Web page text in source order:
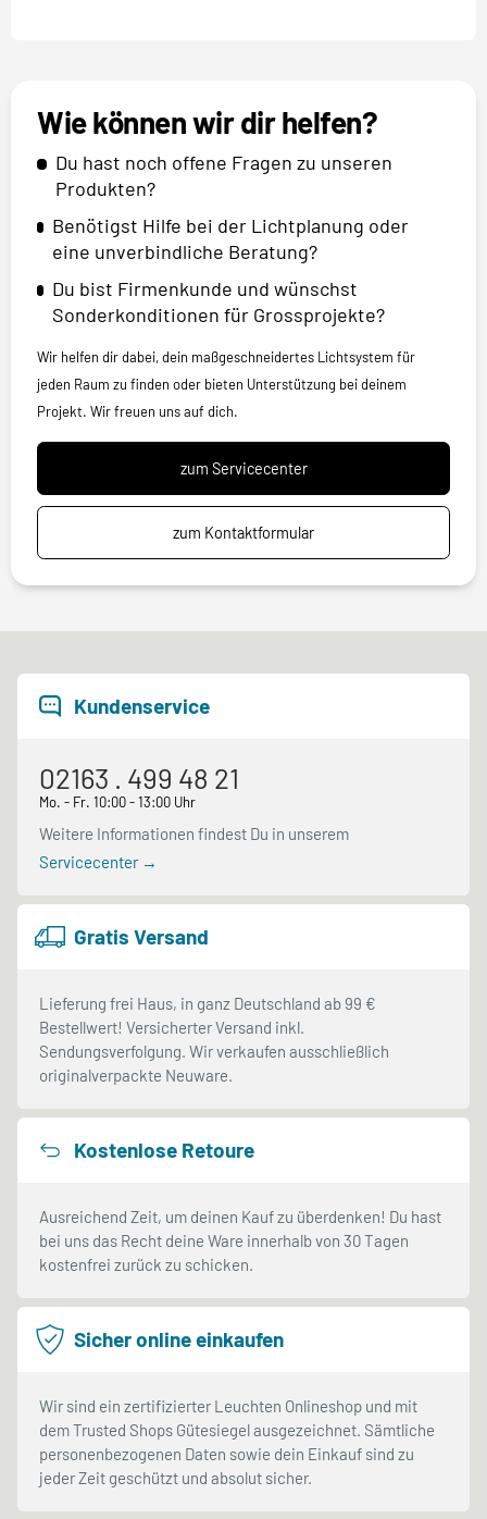
Wie können wir dir helfen?
Du hast noch offene Fragen zu unseren
Produkten?
Benötigst Hilfe bei der Lichtplanung oder
eine unverbindliche Beratung?
Du bist Firmenkunde und wünschst
Sonderkonditionen für Grossprojekte?
Wir helfen dir dabei, dein maßgeschneidertes Lichtsystem für
jeden Raum zu finden oder bieten Unterstützung bei deinem
Projekt. Wir freuen uns auf dich.
zum Servicecenter
zum Kontaktformular
Kundenservice
02163 . 499 48 21
Mo. - Fr. 10:00 - 13:00 Uhr
Weitere Informationen findest Du in unserem
Servicecenter →
Gratis Versand
Lieferung frei Haus, in ganz Deutschland ab 99 €
Bestellwert! Versicherter Versand inkl.
Sendungsverfolgung. Wir verkaufen ausschließlich
originalverpackte Neuware.
Kostenlose Retoure
Ausreichend Zeit, um deinen Kauf zu überdenken! Du hast
bei uns das Recht deine Ware innerhalb von 30 Tagen
kostenfrei zurück zu schicken.
Sicher online einkaufen
Wir sind ein zertifizierter Leuchten Onlineshop und mit
dem Trusted Shops Gütesiegel ausgezeichnet. Sämtliche
personenbezogenen Daten sowie dein Einkauf sind zu
jeder Zeit geschützt und absolut sicher.